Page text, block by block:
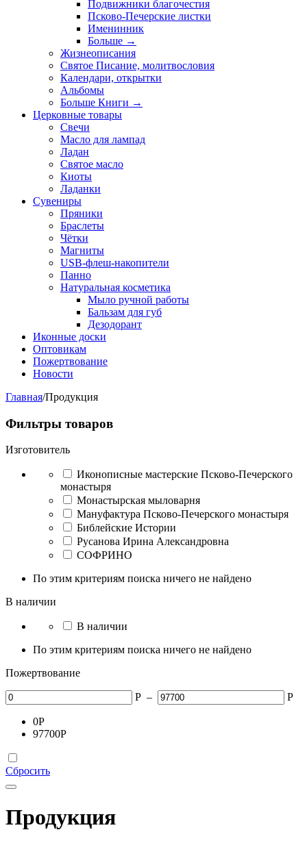
Подвижники благочестия
Псково-Печерские листки
Именинник
Больше →
Жизнеописания
Святое Писание, молитвословия
Календари, открытки
Альбомы
Больше Книги →
Церковные товары
Свечи
Масло для лампад
Ладан
Святое масло
Киоты
Ладанки
Сувениры
Пряники
Браслеты
Чётки
Магниты
USB-флеш-накопители
Панно
Натуральная косметика
Мыло ручной работы
Бальзам для губ
Дезодорант
Иконные доски
Оптовикам
Пожертвование
Новости
Главная/Продукция
Фильтры товаров
Изготовитель
Иконописные мастерские Псково-Печерского
монастыря
Монастырская мыловарня
Мануфактура Псково-Печерского монастыря
Библейские Истории
Русанова Ирина Александровна
СОФРИНО
По этим критериям поиска ничего не найдено
В наличии
В наличии
По этим критериям поиска ничего не найдено
Пожертвование
Р – Р
0Р
97700Р
Сбросить
Продукция